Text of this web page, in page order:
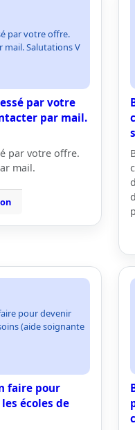
par votre offre.
mail. Salutations V
par votre
par mail.
par votre offre.
mail.
pour devenir
(aide soignante
faire pour
écoles de